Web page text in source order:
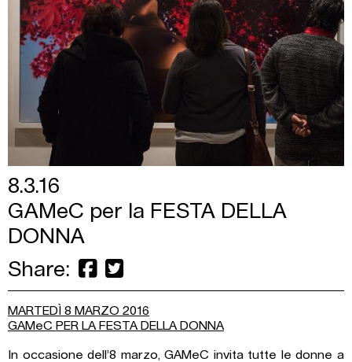
8.3.16
GAMeC per la FESTA DELLA
DONNA
Share:
MARTEDÌ 8 MARZO 2016
GAMeC PER LA FESTA DELLA DONNA
In occasione dell’8 marzo, GAMeC invita tutte le donne a